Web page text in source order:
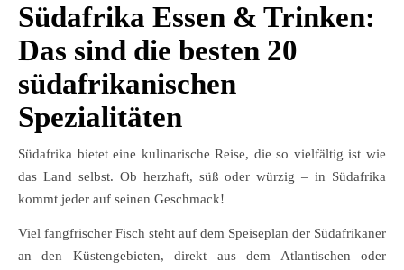
Südafrika Essen & Trinken:
Das sind die besten 20
südafrikanischen
Spezialitäten
Südafrika bietet eine kulinarische Reise, die so vielfältig ist wie
das Land selbst. Ob herzhaft, süß oder würzig – in Südafrika
kommt jeder auf seinen Geschmack!
Viel fangfrischer Fisch steht auf dem Speiseplan der Südafrikaner
an den Küstengebieten, direkt aus dem Atlantischen oder